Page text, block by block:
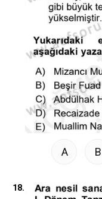
A B
18.